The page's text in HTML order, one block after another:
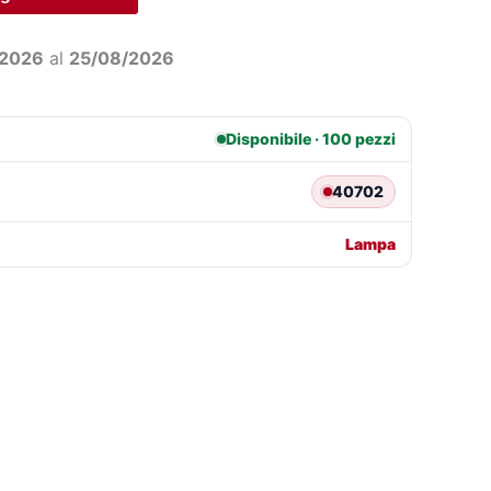
al 25/08/2026
Disponibile · 100 pezzi
40702
Lampa